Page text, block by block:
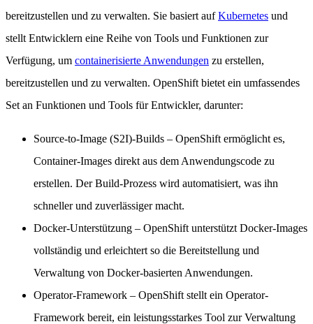
bereitzustellen und zu verwalten. Sie basiert aufKubernetes und
stellt Entwicklern eine Reihe von Tools und Funktionen zur
Verfügung, um containerisierte Anwendungen zu erstellen,
bereitzustellen und zu verwalten. OpenShift bietet ein umfassendes
Set an Funktionen und Tools für Entwickler, darunter:
Source-to-Image (S2I)-Builds – OpenShift ermöglicht es,
Container-Images direkt aus dem Anwendungscode zu
erstellen. Der Build-Prozess wird automatisiert, was ihn
schneller und zuverlässiger macht.
Docker-Unterstützung – OpenShift unterstützt Docker-Images
vollständig und erleichtert so die Bereitstellung und
Verwaltung von Docker-basierten Anwendungen.
Operator-Framework – OpenShift stellt ein Operator-
Framework bereit, ein leistungsstarkes Tool zur Verwaltung